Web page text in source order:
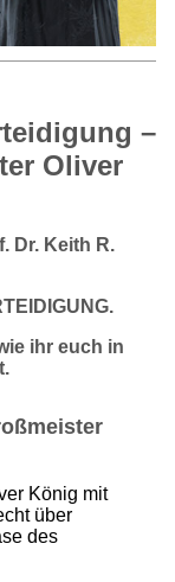
–
Oliver
Dr. Keith R.
ihr euch in
König mit
über
des